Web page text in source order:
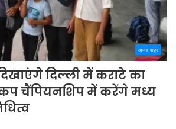
अपना शहर
दिल्ली में कराटे का
चैंपियनशिप में करेंगे मध्य